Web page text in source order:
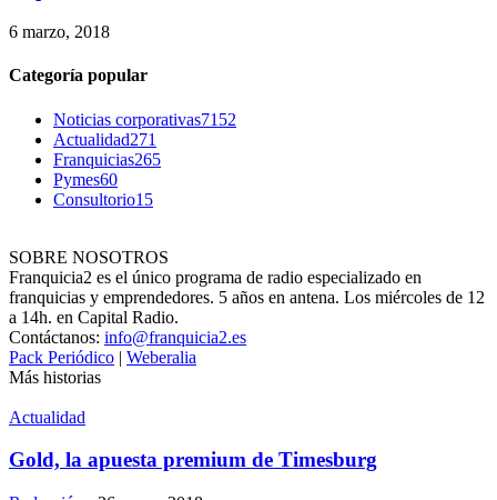
6 marzo, 2018
Categoría popular
Noticias corporativas7152
Actualidad271
Franquicias265
Pymes60
Consultorio15
SOBRE NOSOTROS
Franquicia2 es el único programa de radio especializado en
franquicias y emprendedores. 5 años en antena. Los miércoles de 12
a 14h. en Capital Radio.
Contáctanos: info@franquicia2.es
Pack Periódico | Weberalia
Más historias
Actualidad
Gold, la apuesta premium de Timesburg